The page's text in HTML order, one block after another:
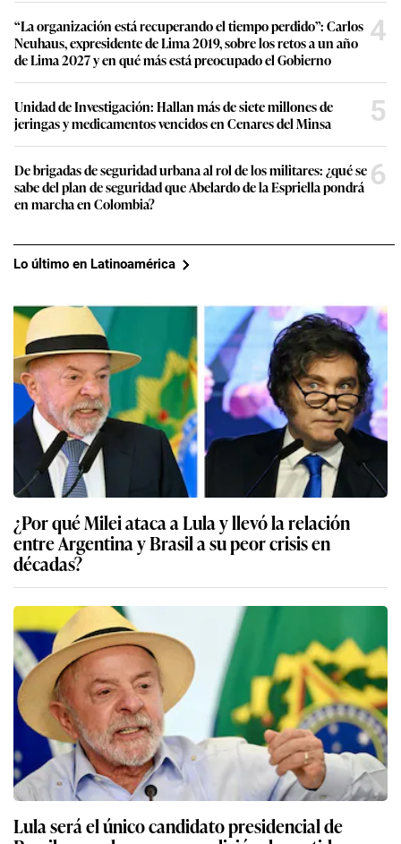
“La organización está recuperando el tiempo perdido”: Carlos
Neuhaus, expresidente de Lima 2019, sobre los retos a un año
de Lima 2027 y en qué más está preocupado el Gobierno
4
Unidad de Investigación: Hallan más de siete millones de
jeringas y medicamentos vencidos en Cenares del Minsa
5
De brigadas de seguridad urbana al rol de los militares: ¿qué se
sabe del plan de seguridad que Abelardo de la Espriella pondrá
en marcha en Colombia?
6
Lo último en Latinoamérica
¿Por qué Milei ataca a Lula y llevó la relación
entre Argentina y Brasil a su peor crisis en
décadas?
Lula será el único candidato presidencial de